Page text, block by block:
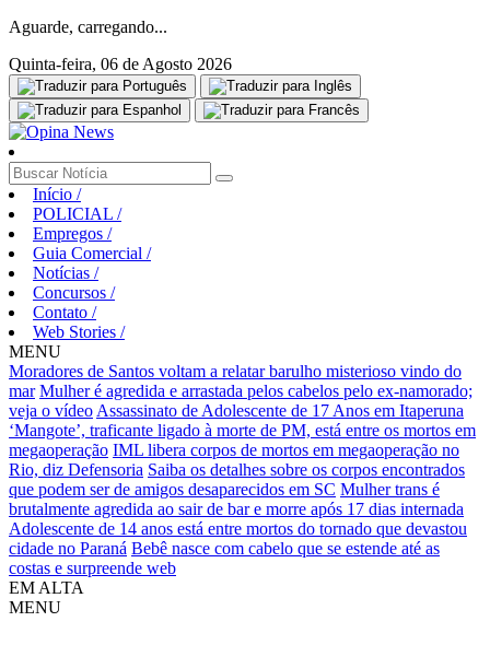
Aguarde, carregando...
Quinta-feira, 06 de Agosto 2026
Início /
POLICIAL /
Empregos /
Guia Comercial /
Notícias /
Concursos /
Contato /
Web Stories /
MENU
Moradores de Santos voltam a relatar barulho misterioso vindo do
mar Mulher é agredida e arrastada pelos cabelos pelo ex-namorado;
veja o vídeo Assassinato de Adolescente de 17 Anos em Itaperuna
‘Mangote’, traficante ligado à morte de PM, está entre os mortos em
megaoperação IML libera corpos de mortos em megaoperação no
Rio, diz Defensoria Saiba os detalhes sobre os corpos encontrados
que podem ser de amigos desaparecidos em SC Mulher trans é
brutalmente agredida ao sair de bar e morre após 17 dias internada
Adolescente de 14 anos está entre mortos do tornado que devastou
cidade no Paraná Bebê nasce com cabelo que se estende até as
costas e surpreende web
EM ALTA
MENU